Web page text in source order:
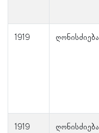
1919 ღონისძიება
1919 ღონისძიება